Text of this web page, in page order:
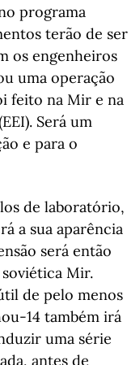
programa
terão de ser
os engenheiros
uma operação
feito na Mir e na
Será um
e para o
de laboratório,
a sua aparência
será então
soviética Mir.
de pelo menos
14 também irá
uma série
antes de